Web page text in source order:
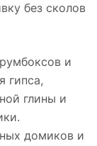
без сколов
и
гипса,
глины и
домиков и